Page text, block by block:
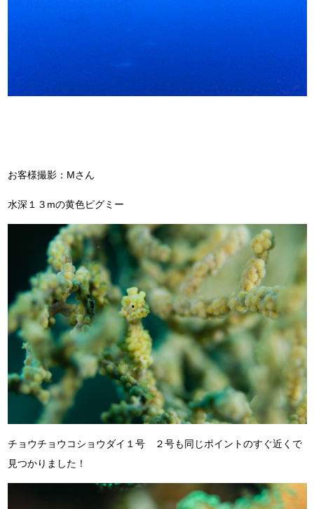
お客様撮影：Mさん
水深１３mの黄色ピグミー
チョウチョウコショウダイ１号 ２号も同じポイントのすぐ近くで
見つかりました！